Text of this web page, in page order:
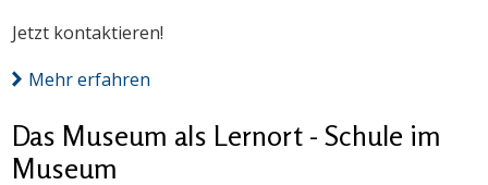
Jetzt kontaktieren!
Mehr erfahren
Das Museum als Lernort - Schule im
Museum